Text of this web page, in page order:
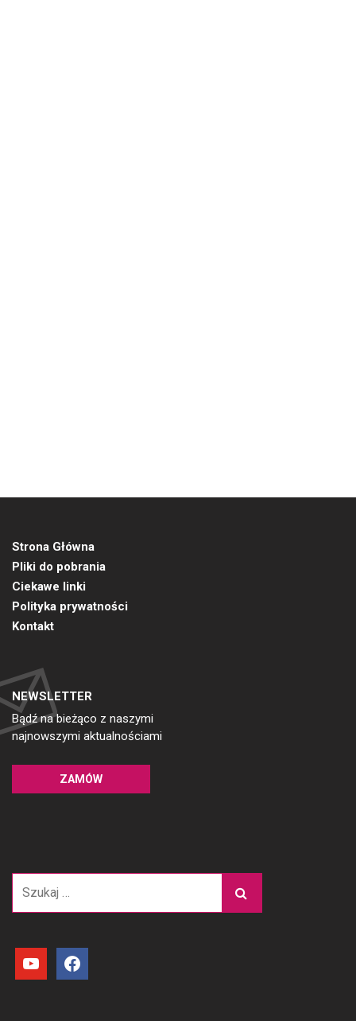
Strona Główna
Pliki do pobrania
Ciekawe linki
Polityka prywatności
Kontakt
NEWSLETTER
Bądź na bieżąco z naszymi
najnowszymi aktualnościami
ZAMÓW
youtube facebook